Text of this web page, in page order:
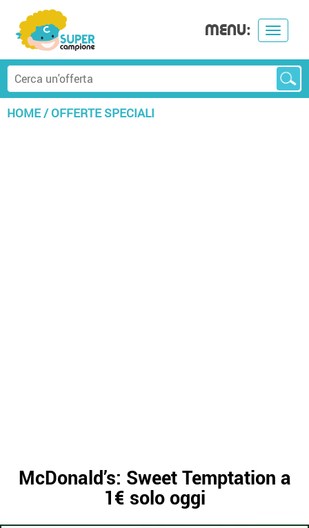
Toggle
MENU:
HOME/OFFERTE SPECIALI
McDonald’s: Sweet Temptation a
1€ solo oggi